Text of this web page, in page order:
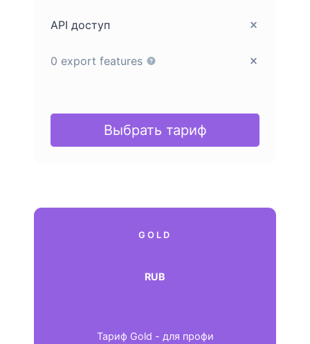
API доступ
0 export features
Выбрать тариф
GOLD
RUB
Тариф Gold - для профи